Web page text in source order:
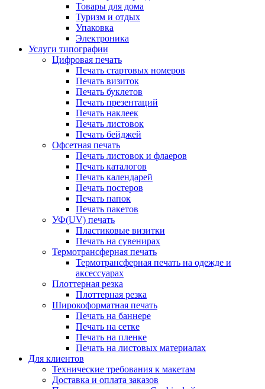
Товары для дома
Туризм и отдых
Упаковка
Электроника
Услуги типографии
Цифровая печать
Печать стартовых номеров
Печать визиток
Печать буклетов
Печать презентаций
Печать наклеек
Печать листовок
Печать бейджей
Офсетная печать
Печать листовок и флаеров
Печать каталогов
Печать календарей
Печать постеров
Печать папок
Печать пакетов
УФ(UV) печать
Пластиковые визитки
Печать на сувенирах
Термотрансферная печать
Термотрансферная печать на одежде и
аксессуарах
Плоттерная резка
Плоттерная резка
Широкоформатная печать
Печать на баннере
Печать на сетке
Печать на пленке
Печать на листовых материалах
Для клиентов
Технические требования к макетам
Доставка и оплата заказов